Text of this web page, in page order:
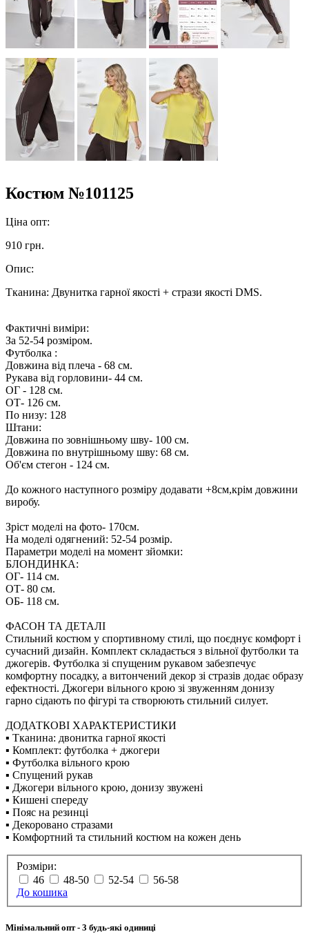
Костюм №101125
Ціна опт:
910 грн.
Опис:
Тканина: Двунитка гарної якості + стрази якості DMS.
Фактичні виміри:
За 52-54 розміром.
Футболка :
Довжина від плеча - 68 см.
Рукава від горловини- 44 см.
ОГ - 128 см.
ОТ- 126 см.
По низу: 128
Штани:
Довжина по зовнішньому шву- 100 см.
Довжина по внутрішньому шву: 68 см.
Об'єм стегон - 124 см.
До кожного наступного розміру додавати +8см,крім довжини
виробу.
Зріст моделі на фото- 170см.
На моделі одягнений: 52-54 розмір.
Параметри моделі на момент зйомки:
БЛОНДИНКА:
ОГ- 114 см.
ОТ- 80 см.
ОБ- 118 см.
ФАСОН ТА ДЕТАЛІ
Стильний костюм у спортивному стилі, що поєднує комфорт і
сучасний дизайн. Комплект складається з вільної футболки та
джогерів. Футболка зі спущеним рукавом забезпечує
комфортну посадку, а витончений декор зі стразів додає образу
ефектності. Джогери вільного крою зі звуженням донизу
гарно сідають по фігурі та створюють стильний силует.
ДОДАТКОВІ ХАРАКТЕРИСТИКИ
▪️ Тканина: двонитка гарної якості
▪️ Комплект: футболка + джогери
▪️ Футболка вільного крою
▪️ Спущений рукав
▪️ Джогери вільного крою, донизу звужені
▪️ Кишені спереду
▪️ Пояс на резинці
▪️ Декоровано стразами
▪️ Комфортний та стильний костюм на кожен день
Розміри:
46
48-50 52-54
56-58
До кошика
Мінімальний опт- 3 будь-які одиниці